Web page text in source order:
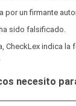
por un firmante
sido falsificado.
CheckLex indica la
necesito